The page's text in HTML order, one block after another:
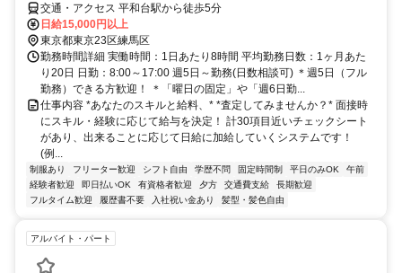
交通・アクセス 平和台駅から徒歩5分
日給15,000円以上
東京都東京23区練馬区
勤務時間詳細 実働時間：1日あたり8時間 平均勤務日数：1ヶ月あた
り20日 日勤：8:00～17:00 週5日～勤務(日数相談可) ＊週5日（フル
勤務）できる方歓迎！ ＊「曜日の固定」や「週6日勤...
仕事内容 *あなたのスキルと給料、* *査定してみませんか？* 面接時
にスキル・経験に応じて給与を決定！ 計30項目近いチェックシート
があり、出来ることに応じて日給に加給していくシステムです！
(例...
制服あり フリーター歓迎 シフト自由 学歴不問 固定時間制 平日のみOK
午前
経験者歓迎
即日払いOK 有資格者歓迎 夕方 交通費支給
長期歓迎
フルタイム歓迎
履歴書不要 入社祝い金あり 髪型・髪色自由
アルバイト・パート